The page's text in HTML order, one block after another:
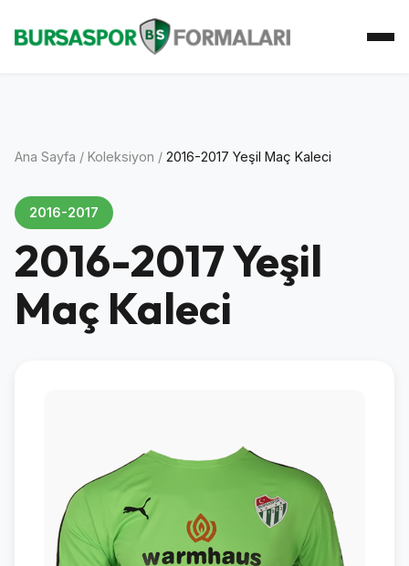
Koleksiyon
Ana Sayfa / Koleksiyon / 2016-2017 Yeşil Maç Kaleci
2016-2017
2016-2017 Yeşil
Maç Kaleci